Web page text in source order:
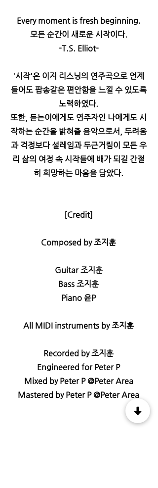
Every moment is fresh beginning.
모든 순간이 새로운 시작이다.
-T.S. Elliot-
'시작'은 이지 리스닝의 연주곡으로 언제
들어도 팝송같은 편안함을 느낄 수 있도록
노력하였다.
또한, 듣는이에게도 연주자인 나에게도 시
작하는 순간을 밝혀줄 음악으로서, 두려움
과 걱정보다 설레임과 두근거림이 모든 우
리 삶의 여정 속 시작들에 배가 되길 간절
히 희망하는 마음을 담았다.
[Credit]
Composed by 조지훈
Guitar 조지훈
Bass 조지훈
Piano 윤P
All MIDI instruments by 조지훈
Recorded by 조지훈
Engineered for Peter P
Mixed by Peter P @Peter Area
Mastered by Peter P @Peter Area